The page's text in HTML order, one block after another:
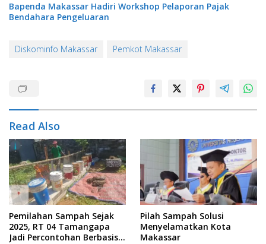
Bapenda Makassar Hadiri Workshop Pelaporan Pajak
Bendahara Pengeluaran
Diskominfo Makassar Pemkot Makassar
Read Also
Pemilahan Sampah Sejak
2025, RT 04 Tamangapa
Jadi Percontohan Berbasis
Pilah Sampah Solusi
Menyelamatkan Kota
Makassar